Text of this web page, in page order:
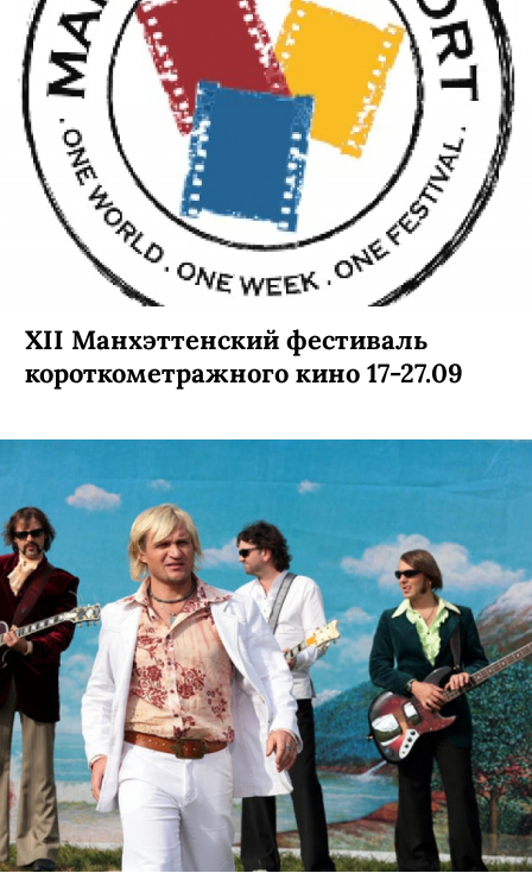
XII Манхэттенский фестиваль
короткометражного кино 17-27.09